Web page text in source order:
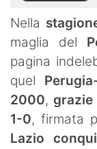
Nella
maglia del
pagina
quel
2000,
1-0, firmata
Lazio